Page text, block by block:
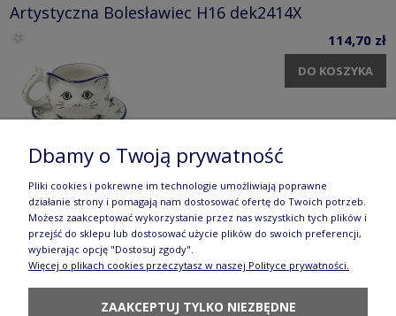
Artystyczna Bolesławiec H16 dek2414X
114,70 zł
DO KOSZYKA
Miska Ø 10 cm Ceramika Artystyczna Bolesławiec
M558 dek2414X
30,31 zł
POWIADOM O
Dbamy o Twoją prywatność
Pliki cookies i pokrewne im technologie umożliwiają poprawne
działanie strony i pomagają nam dostosować ofertę do Twoich potrzeb.
Możesz zaakceptować wykorzystanie przez nas wszystkich tych plików i
przejść do sklepu lub dostosować użycie plików do swoich preferencji,
wybierając opcję "Dostosuj zgody".
Więcej o plikach cookies przeczytasz w naszej Polityce prywatności.
ZAAKCEPTUJ TYLKO NIEZBĘDNE